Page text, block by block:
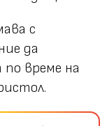
с
да
време на